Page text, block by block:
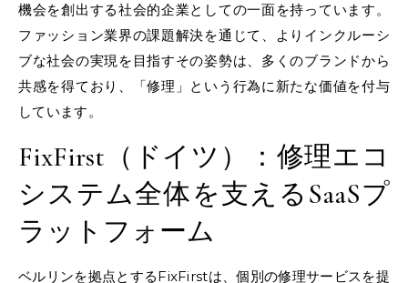
機会を創出する社会的企業としての一面を持っています。
ファッション業界の課題解決を通じて、よりインクルーシ
ブな社会の実現を目指すその姿勢は、多くのブランドから
共感を得ており、「修理」という行為に新たな価値を付与
しています。
FixFirst（ドイツ）：修理エコ
システム全体を支えるSaaSプ
ラットフォーム
ベルリンを拠点とするFixFirstは、個別の修理サービスを提